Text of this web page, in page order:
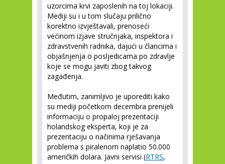
uzorcima krvi zaposlenih na toj lokaciji.
Mediji su i u tom slučaju prilično
korektno izvještavali, prenoseći
većinom izjave stručnjaka, inspektora i
zdravstvenih radnika, dajući u člancima i
objašnjenja o posljedicama po zdravlje
koje se mogu javiti zbog takvog
zagađenja.
Međutim, zanimljivo je uporediti kako
su mediji početkom decembra prenijeli
informaciju o propaloj prezentaciji
holandskog eksperta, koji je za
prezentaciju o načinima rješavanja
problema s piralenom naplatio 50.000
američkih dolara. Javni servisi (RTRS,